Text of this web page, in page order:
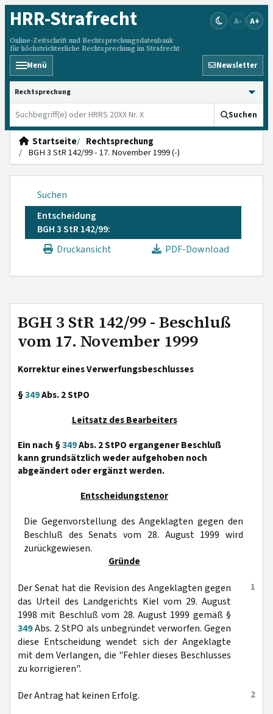
HRR-Strafrecht
Online-Zeitschrift und Rechtsprechungsdatenbank
für höchstrichterliche Rechtsprechung im Strafrecht
A- A+
Menü Newsletter
HRRS durchsuchen
Suchen
Startseite
Rechtsprechung
BGH 3 StR 142/99 - 17. November 1999 (-)
Suchen
Entscheidung
BGH 3 StR 142/99:
Druckansicht
PDF-Download
BGH 3 StR 142/99 - Beschluß
vom 17. November 1999
Korrektur eines Verwerfungsbeschlusses
§349Abs. 2 StPO
Leitsatz des Bearbeiters
Ein nach §349Abs. 2 StPO ergangener Beschluß
kann grundsätzlich weder aufgehoben noch
abgeändert oder ergänzt werden.
Entscheidungstenor
Die Gegenvorstellung des Angeklagten gegen den
Beschluß des Senats vom 28. August 1999 wird
zurückgewiesen.
Gründe
1
Der Senat hat die Revision des Angeklagten gegen
das Urteil des Landgerichts Kiel vom 29. August
1998 mit Beschluß vom 28. August 1999 gemäß §
349Abs. 2 StPO als unbegründet verworfen. Gegen
diese Entscheidung wendet sich der Angeklagte
mit dem Verlangen, die "Fehler dieses Beschlusses
zu korrigieren".
2
Der Antrag hat keinen Erfolg.